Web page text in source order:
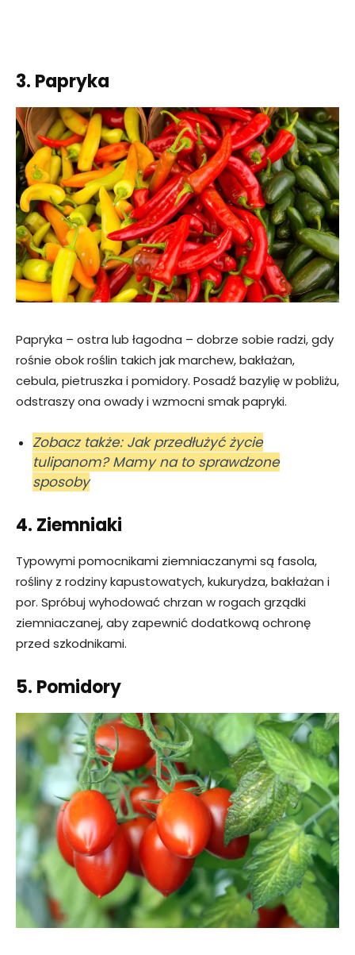
3. Papryka
Papryka – ostra lub łagodna – dobrze sobie radzi, gdy
rośnie obok roślin takich jak marchew, bakłażan,
cebula, pietruszka i pomidory. Posadź bazylię w pobliżu,
odstraszy ona owady i wzmocni smak papryki.
Zobacz także: Jak przedłużyć życie
tulipanom? Mamy na to sprawdzone
sposoby
4. Ziemniaki
Typowymi pomocnikami ziemniaczanymi są fasola,
rośliny z rodziny kapustowatych, kukurydza, bakłażan i
por. Spróbuj wyhodować chrzan w rogach grządki
ziemniaczanej, aby zapewnić dodatkową ochronę
przed szkodnikami.
5. Pomidory